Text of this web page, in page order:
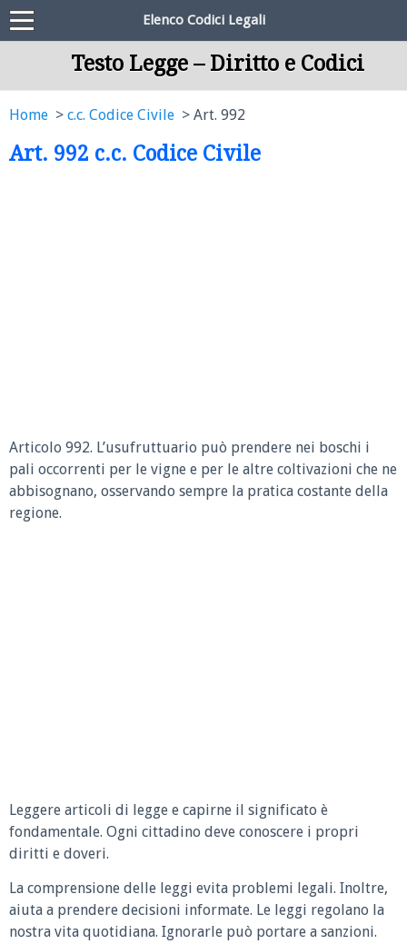
Elenco Codici Legali
Testo Legge – Diritto e Codici
Home c.c. Codice Civile Art. 992
Art. 992 c.c. Codice Civile
Articolo 992. L’usufruttuario può prendere nei boschi i
pali occorrenti per le vigne e per le altre coltivazioni che ne
abbisognano, osservando sempre la pratica costante della
regione.
Leggere articoli di legge e capirne il significato è
fondamentale. Ogni cittadino deve conoscere i propri
diritti e doveri.
La comprensione delle leggi evita problemi legali. Inoltre,
aiuta a prendere decisioni informate. Le leggi regolano la
nostra vita quotidiana. Ignorarle può portare a sanzioni.